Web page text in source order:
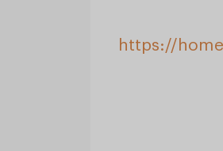
https://